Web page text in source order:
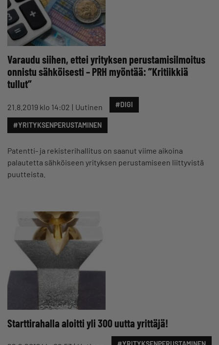
Varaudu siihen, ettei yrityksen perustamisilmoitus
onnistu sähköisesti – PRH myöntää: ”Kritiikkiä
tullut”
21.8.2019 klo 14:02 Uutinen #DIGI
#YRITYKSENPERUSTAMINEN
Patentti- ja rekisterihallitus on saanut viime aikoina
palautetta sähköiseen yrityksen perustamiseen liittyvistä
puutteista.
Starttirahalla aloitti yli 300 uutta yrittäjä!